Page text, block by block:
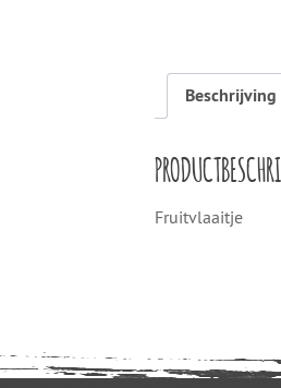
Beschrijving
Fruitvlaaitje